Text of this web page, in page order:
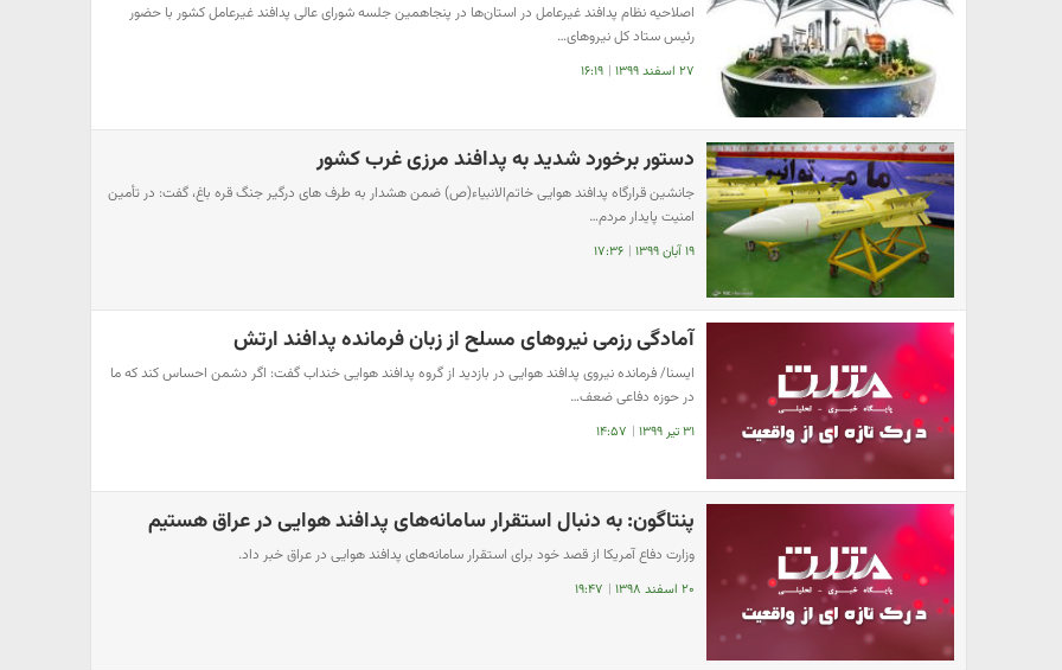
اصلاحیه نظام پدافند غیرعامل در استان‌ها در پنجاهمین جلسه شورای عالی پدافند غیرعامل کشور با حضور
رئیس ستاد کل نیروهای…
۲۷ اسفند ۱۳۹۹ | ۱۶:۱۹
دستور برخورد شدید ‌به پدافند مرزی غرب کشور
جانشین قرارگاه پدافند هوایی خاتم‌الانبیاء(ص) ضمن هشدار به طرف های درگیر جنگ قره باغ، گفت: در تأمین
امنیت پایدار مردم…
۱۹ آبان ۱۳۹۹ | ۱۷:۳۶
آمادگی رزمی نیروهای مسلح از زبان فرمانده پدافند ارتش
ایسنا/ فرمانده نیروی پدافند هوایی در بازدید از گروه پدافند هوایی خنداب گفت: اگر دشمن احساس کند که ما
در حوزه دفاعی ضعف…
۳۱ تیر ۱۳۹۹ | ۱۴:۵۷
پنتاگون: به دنبال استقرار سامانه‌های پدافند هوایی در عراق هستیم
وزارت دفاع آمریکا از قصد خود برای استقرار سامانه‌های پدافند هوایی در عراق خبر داد.
۲۰ اسفند ۱۳۹۸ | ۱۹:۴۷